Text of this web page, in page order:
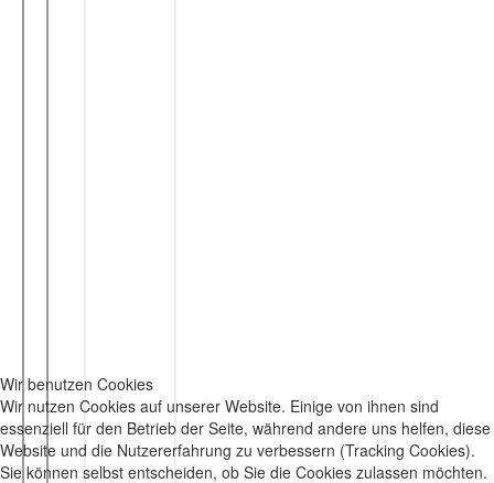
Wir benutzen Cookies
Wir nutzen Cookies auf unserer Website. Einige von ihnen sind
essenziell für den Betrieb der Seite, während andere uns helfen, diese
Website und die Nutzererfahrung zu verbessern (Tracking Cookies).
Sie können selbst entscheiden, ob Sie die Cookies zulassen möchten.